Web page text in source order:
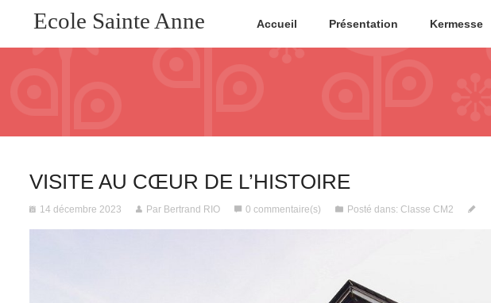
Ecole Sainte Anne Accueil Présentation Kermesse
VISITE AU CŒUR DE L’HISTOIRE
14 décembre 2023 Par Bertrand RIO 0 commentaire(s) Posté dans: Classe CM2